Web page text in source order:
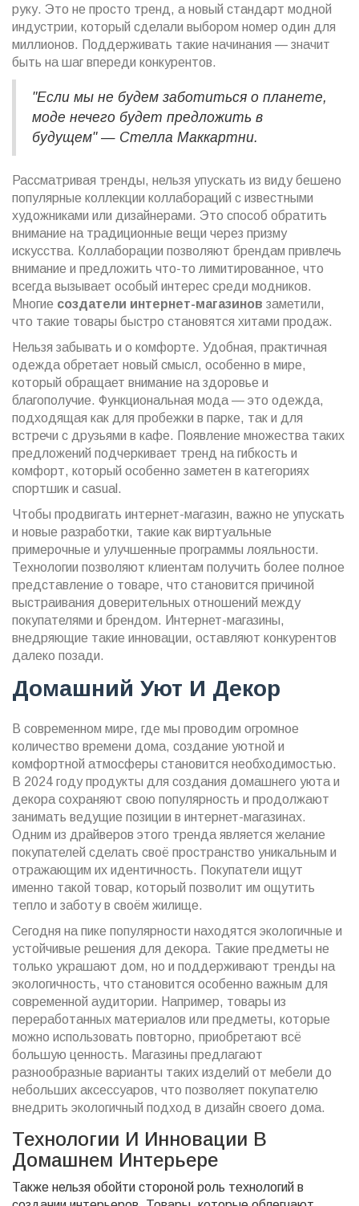
руку. Это не просто тренд, а новый стандарт модной
индустрии, который сделали выбором номер один для
миллионов. Поддерживать такие начинания — значит
быть на шаг впереди конкурентов.
"Если мы не будем заботиться о планете,
моде нечего будет предложить в
будущем" — Стелла Маккартни.
Рассматривая тренды, нельзя упускать из виду бешено
популярные коллекции коллабораций с известными
художниками или дизайнерами. Это способ обратить
внимание на традиционные вещи через призму
искусства. Коллаборации позволяют брендам привлечь
внимание и предложить что-то лимитированное, что
всегда вызывает особый интерес среди модников.
Многие создатели интернет-магазинов заметили,
что такие товары быстро становятся хитами продаж.
Нельзя забывать и о комфорте. Удобная, практичная
одежда обретает новый смысл, особенно в мире,
который обращает внимание на здоровье и
благополучие. Функциональная мода — это одежда,
подходящая как для пробежки в парке, так и для
встречи с друзьями в кафе. Появление множества таких
предложений подчеркивает тренд на гибкость и
комфорт, который особенно заметен в категориях
спортшик и casual.
Чтобы продвигать интернет-магазин, важно не упускать
и новые разработки, такие как виртуальные
примерочные и улучшенные программы лояльности.
Технологии позволяют клиентам получить более полное
представление о товаре, что становится причиной
выстраивания доверительных отношений между
покупателями и брендом. Интернет-магазины,
внедряющие такие инновации, оставляют конкурентов
далеко позади.
Домашний Уют И Декор
В современном мире, где мы проводим огромное
количество времени дома, создание уютной и
комфортной атмосферы становится необходимостью.
В 2024 году продукты для создания домашнего уюта и
декора сохраняют свою популярность и продолжают
занимать ведущие позиции в интернет-магазинах.
Одним из драйверов этого тренда является желание
покупателей сделать своё пространство уникальным и
отражающим их идентичность. Покупатели ищут
именно такой товар, который позволит им ощутить
тепло и заботу в своём жилище.
Сегодня на пике популярности находятся экологичные и
устойчивые решения для декора. Такие предметы не
только украшают дом, но и поддерживают тренды на
экологичность, что становится особенно важным для
современной аудитории. Например, товары из
переработанных материалов или предметы, которые
можно использовать повторно, приобретают всё
большую ценность. Магазины предлагают
разнообразные варианты таких изделий от мебели до
небольших аксессуаров, что позволяет покупателю
внедрить экологичный подход в дизайн своего дома.
Технологии И Инновации В
Домашнем Интерьере
Также нельзя обойти стороной роль технологий в